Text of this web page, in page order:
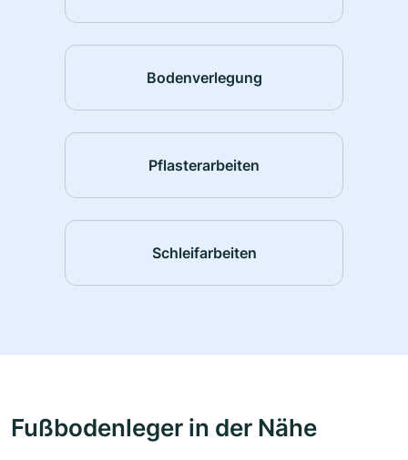
Bodenverlegung
Pflasterarbeiten
Schleifarbeiten
Fußbodenleger in der Nähe